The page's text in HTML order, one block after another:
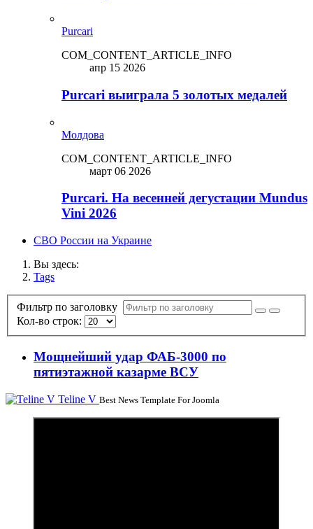
Purcari
COM_CONTENT_ARTICLE_INFO
апр 15 2026
Purcari выиграла 5 золотых медалей
Молдова
COM_CONTENT_ARTICLE_INFO
март 06 2026
Purcari. На весенней дегустации Mundus
Vini 2026
СВО России на Украине
Вы здесь:
Tags
Фильтр по заголовку
Кол-во строк:
Мощнейший удар ФАБ-3000 по
пятиэтажной казарме ВСУ
Teline V Best News Template For Joomla